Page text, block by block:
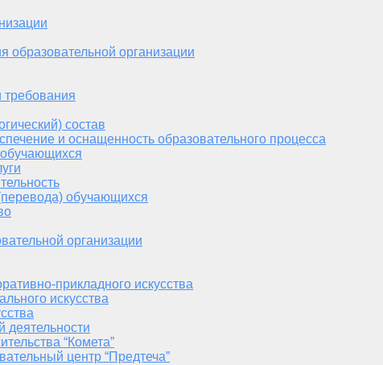
образовательной организации
требования
состав
и оснащенность образовательного процесса
обучающихся
организации
прикладного искусства
искусства
деятельности
“Комета”
центр “Предтеча”